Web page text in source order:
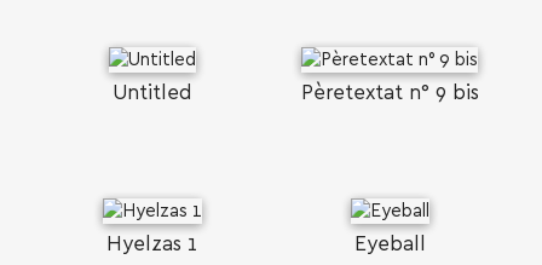
Untitled Pèretextat n° 9 bis
Hyelzas 1 Eyeball